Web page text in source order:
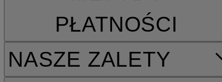
PŁATNOŚCI
NASZE ZALETY